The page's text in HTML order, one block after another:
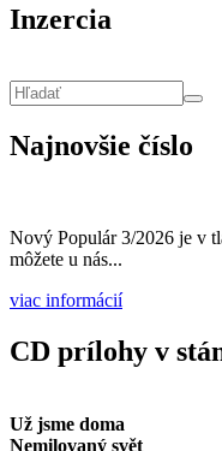
Inzercia
Najnovšie číslo
Nový Populár 3/2026 je v
môžete u nás...
viac informácií
CD prílohy v
Už jsme doma
Nemilovaný svět